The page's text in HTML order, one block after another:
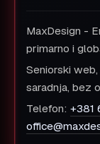
MaxDesign -
primarno i
Seniorski
saradnja, bez
Telefon: +381